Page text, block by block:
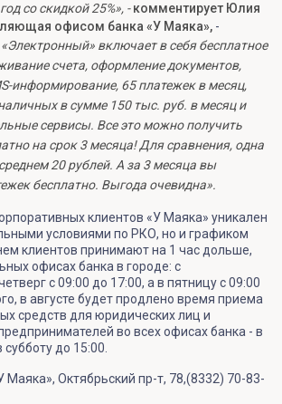
со скидкой 25%», -комментирует Юлия
офисом банка «У Маяка», -
включает в себя бесплатное
счета, оформление документов,
-информирование, 65 платежек в месяц,
в сумме 150 тыс. руб. в месяц и
сервисы. Все это можно получить
на срок 3 месяца! Для сравнения, одна
20 рублей. А за 3 месяца вы
бесплатно. Выгода очевидна».
клиентов «У Маяка» уникален
условиями по РКО, но и графиком
клиентов принимают на 1 час дольше,
офисах банка в городе: с
с 09:00 до 17:00, а в пятницу с 09:00
в августе будет продлено время приема
средств для юридических лиц и
во всех офисах банка - в
до 15:00.
Маяка», Октябрьский пр-т, 78,(8332) 70-83-